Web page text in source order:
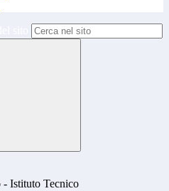
Istituto Tecnico